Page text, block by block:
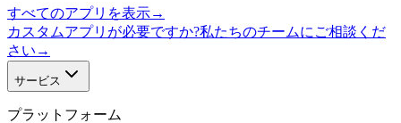
すべてのアプリを表示→
カスタムアプリが必要ですか?私たちのチームにご相談くだ
さい →
サービス
プラットフォーム